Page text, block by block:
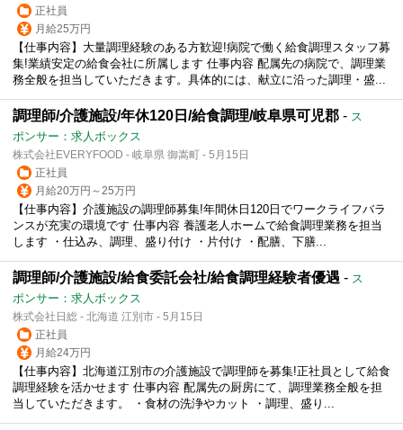
正社員
月給25万円
【仕事内容】大量調理経験のある方歓迎!病院で働く給食調理スタッフ募
集!業績安定の給食会社に所属します 仕事内容 配属先の病院で、調理業
務全般を担当していただきます。具体的には、献立に沿った調理・盛...
調理師/介護施設/年休120日/給食調理/岐阜県可児郡 - ス
ポンサー：求人ボックス
株式会社EVERYFOOD - 岐阜県 御嵩町 - 5月15日
正社員
月給20万円～25万円
【仕事内容】介護施設の調理師募集!年間休日120日でワークライフバラ
ンスが充実の環境です 仕事内容 養護老人ホームで給食調理業務を担当
します ・仕込み、調理、盛り付け ・片付け ・配膳、下膳...
調理師/介護施設/給食委託会社/給食調理経験者優遇 - ス
ポンサー：求人ボックス
株式会社日総 - 北海道 江別市 - 5月15日
正社員
月給24万円
【仕事内容】北海道江別市の介護施設で調理師を募集!正社員として給食
調理経験を活かせます 仕事内容 配属先の厨房にて、調理業務全般を担
当していただきます。 ・食材の洗浄やカット ・調理、盛り...